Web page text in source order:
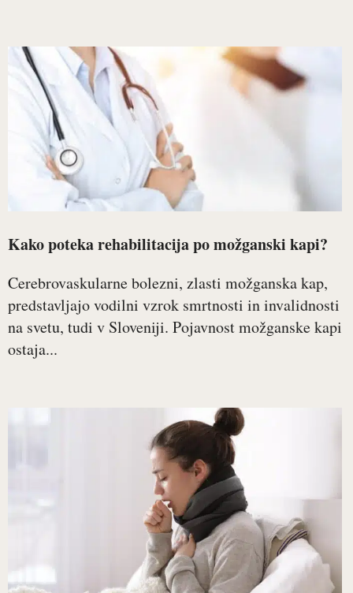
Kako poteka rehabilitacija po možganski kapi?
Cerebrovaskularne bolezni, zlasti možganska kap,
predstavljajo vodilni vzrok smrtnosti in invalidnosti
na svetu, tudi v Sloveniji. Pojavnost možganske kapi
ostaja...